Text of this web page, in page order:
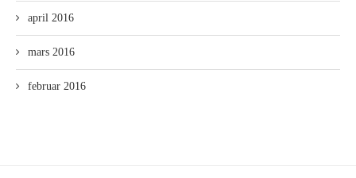
april 2016
mars 2016
februar 2016